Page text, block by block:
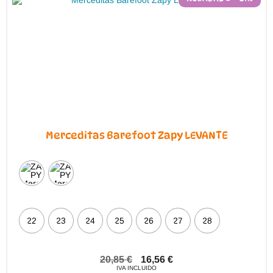
elegir
Merceditas Barefoot Zapy LEVANTE
22 23 24 25 26 27 28
20,85€ 16,56 €
IVA INCLUIDO